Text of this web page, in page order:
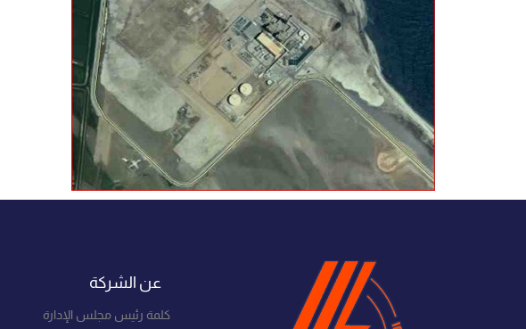
عن الشركة
كلمة رئيس مجلس الإدارة